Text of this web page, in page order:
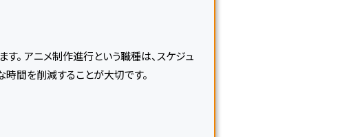
。 アニメ制作進行という職種は、スケジュ
間を削減することが大切です。